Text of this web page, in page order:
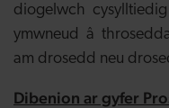
diogelwch
ymwneud â
am drosedd neu
Dibenion ar gyfer